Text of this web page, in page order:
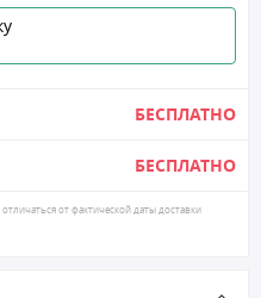
БЕСПЛАТНО
БЕСПЛАТНО
от фактической даты доставки